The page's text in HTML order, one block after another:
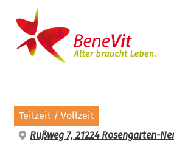
springen
Teilzeit / Vollzeit
Rußweg 7, 21224 Rosengarten-